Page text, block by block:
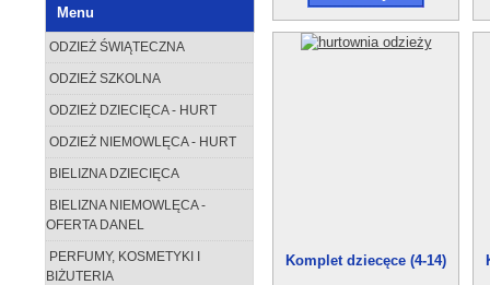
Menu
ODZIEŻ ŚWIĄTECZNA
ODZIEŻ SZKOLNA
ODZIEŻ DZIECIĘCA - HURT
ODZIEŻ NIEMOWLĘCA - HURT
BIELIZNA DZIECIĘCA
BIELIZNA NIEMOWLĘCA -
OFERTA DANEL
PERFUMY, KOSMETYKI I
BIŻUTERIA
Komplet dziecęce (4-14)